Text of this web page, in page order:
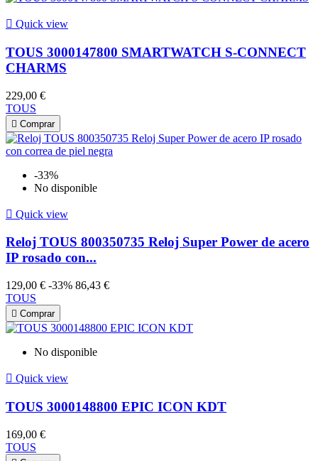
 Quick view
TOUS 3000147800 SMARTWATCH S-CONNECT
CHARMS
229,00 €
TOUS
 Comprar
-33%
No disponible
 Quick view
Reloj TOUS 800350735 Reloj Super Power de acero
IP rosado con...
129,00 € -33% 86,43 €
TOUS
 Comprar
No disponible
 Quick view
TOUS 3000148800 EPIC ICON KDT
169,00 €
TOUS